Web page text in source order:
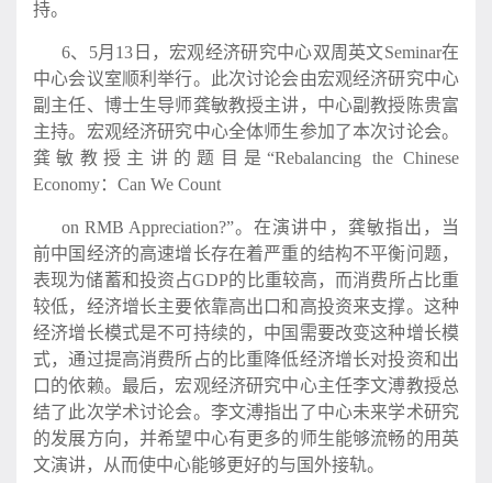
持。
6、5月13日，宏观经济研究中心双周英文Seminar在
中心会议室顺利举行。此次讨论会由宏观经济研究中心
副主任、博士生导师龚敏教授主讲，中心副教授陈贵富
主持。宏观经济研究中心全体师生参加了本次讨论会。
龚敏教授主讲的题目是“Rebalancing the Chinese
Economy：Can We Count
on RMB Appreciation?”。在演讲中，龚敏指出，当
前中国经济的高速增长存在着严重的结构不平衡问题，
表现为储蓄和投资占GDP的比重较高，而消费所占比重
较低，经济增长主要依靠高出口和高投资来支撑。这种
经济增长模式是不可持续的，中国需要改变这种增长模
式，通过提高消费所占的比重降低经济增长对投资和出
口的依赖。最后，宏观经济研究中心主任李文溥教授总
结了此次学术讨论会。李文溥指出了中心未来学术研究
的发展方向，并希望中心有更多的师生能够流畅的用英
文演讲，从而使中心能够更好的与国外接轨。